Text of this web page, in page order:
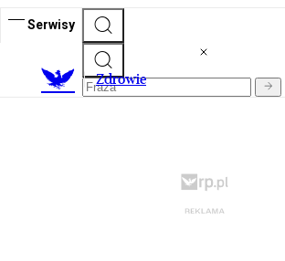
Serwisy
Zdrowie